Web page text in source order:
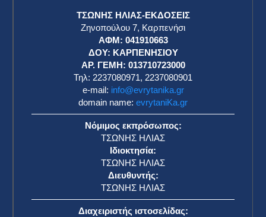
ΤΣΩΝΗΣ ΗΛΙΑΣ-ΕΚΔΟΣΕΙΣ
Ζηνοπούλου 7, Καρπενήσι
ΑΦΜ: 041910663
ΔΟΥ: ΚΑΡΠΕΝΗΣΙΟΥ
ΑΡ. ΓΕΜΗ: 013710723000
Τηλ: 2237080971, 2237080901
e-mail: info@evrytanika.gr
domain name: evrytaniKa.gr
Νόμιμος εκπρόσωπος:
ΤΣΩΝΗΣ ΗΛΙΑΣ
Ιδιοκτησία:
ΤΣΩΝΗΣ ΗΛΙΑΣ
Διευθυντής:
ΤΣΩΝΗΣ ΗΛΙΑΣ
Διαχειριστής ιστοσελίδας: